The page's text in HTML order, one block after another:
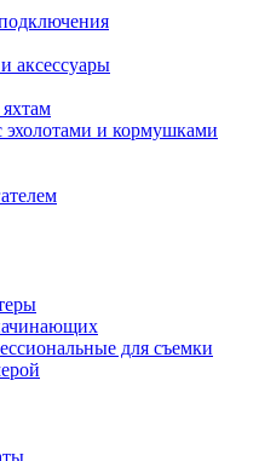
аксессуары
эхолотами и кормушками
для съемки